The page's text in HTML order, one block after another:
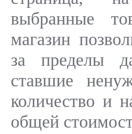
выбранные
магазин
за пределы
ставшие
количество и
общей